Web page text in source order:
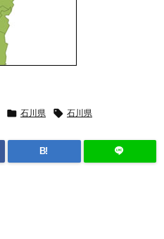
 石川県  石川県
B!